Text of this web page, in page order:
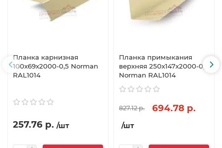
Планка карнизная
100х69х2000-0,5 Norman
RAL1014
257.76 р. /шт
Планка примыкания
верхняя 250х147х2000-0,5
Norman RAL1014
827.12 р. 694.78 р.
/шт